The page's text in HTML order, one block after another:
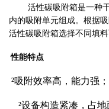
活性碳吸附箱是一种
内的吸附单元组成。根据
活性碳吸附箱选择不同填
性能特点
²吸附效率高，能力强；
²设备构造紧凑，占